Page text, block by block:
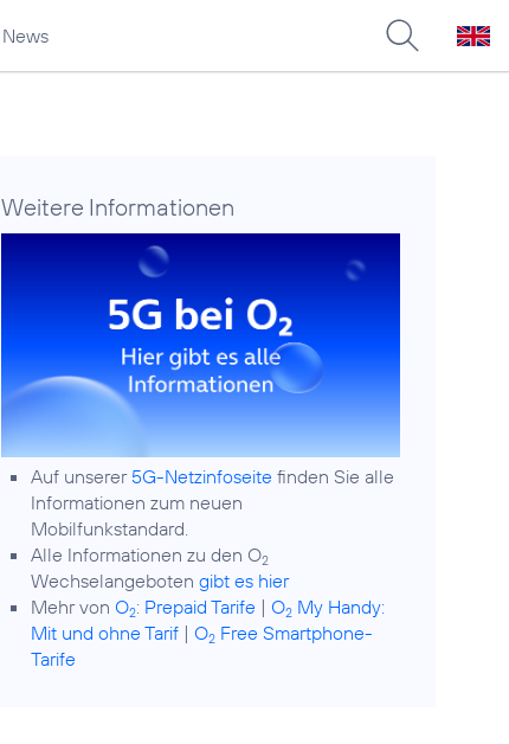
News
Weitere Informationen
Auf unserer 5G-Netzinfoseite finden Sie alle
Informationen zum neuen
Mobilfunkstandard.
Alle Informationen zu den O2
Wechselangebotengibt es hier
Mehr vonO2: Prepaid Tarife |O2 My Handy:
Mit und ohne Tarif |O2 Free Smartphone-
Tarife